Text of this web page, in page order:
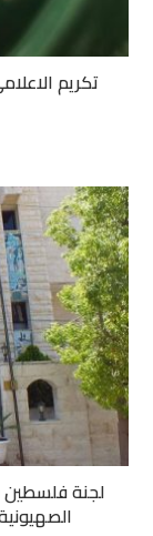
تكريم
لجنة فلسطين